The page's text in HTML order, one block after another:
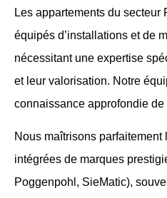
Les appartements du secteur
équipés d’installations et de
nécessitant une expertise
et leur valorisation. Notre
connaissance approfondie
Nous maîtrisons
intégrées de marques
Poggenpohl, SieMatic),